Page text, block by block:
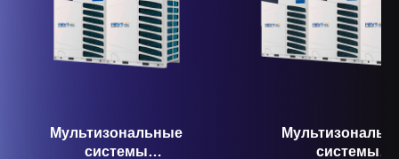
Мультизональные
системы
системы